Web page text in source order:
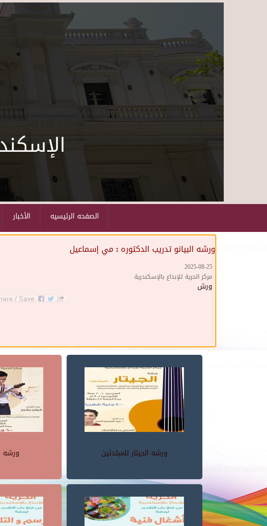
الأخبار الصفحه الرئيسيه
ورشه البيانو تدريب الدكتوره : مي إسماعيل
2025-08-25
مركز الحرية للإبداع بالإسكندرية
ورش
ورشه ورشه الجيتار للمبتدئين